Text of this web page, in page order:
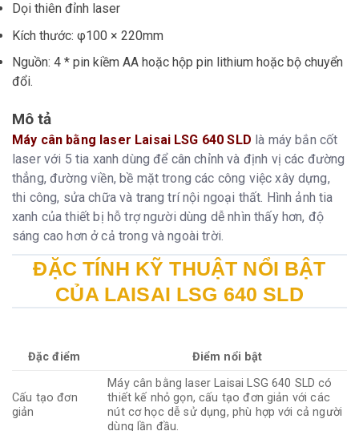
Dọi thiên đỉnh laser
Kích thước: φ100 × 220mm
Nguồn: 4 * pin kiềm AA hoặc hộp pin lithium hoặc bộ chuyển
đổi.
Mô tả
Máy cân bằng laser Laisai LSG 640 SLD là máy bắn cốt
laser với 5 tia xanh dùng để cân chỉnh và định vị các đường
thẳng, đường viền, bề mặt trong các công việc xây dựng,
thi công, sửa chữa và trang trí nội ngoại thất. Hình ảnh tia
xanh của thiết bị hỗ trợ người dùng dễ nhìn thấy hơn, độ
sáng cao hơn ở cả trong và ngoài trời.
ĐẶC TÍNH KỸ THUẬT NỔI BẬT
CỦA LAISAI LSG 640 SLD
Đặc điểm Điểm nổi bật
Cấu tạo đơn
giản
Máy cân bằng laser Laisai LSG 640 SLD có
thiết kế nhỏ gọn, cấu tạo đơn giản với các
nút cơ học dễ sử dụng, phù hợp với cả người
dùng lần đầu.